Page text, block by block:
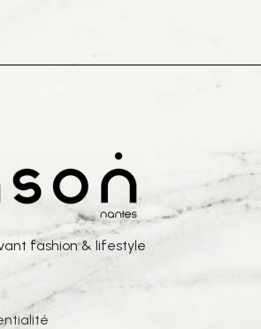
fashion & lifestyle